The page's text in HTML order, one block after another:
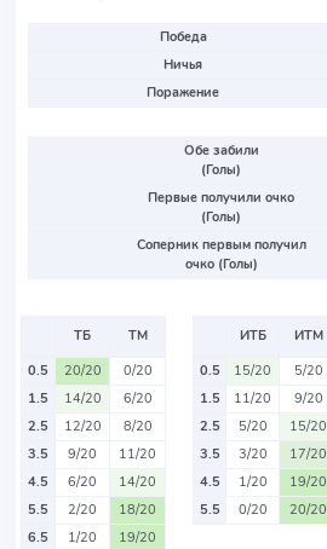
Победа
Ничья
Поражение
Обе забили
(Голы)
Первые получили очко
(Голы)
Соперник первым получил
очко (Голы)
ТБ
ТМ
0.5
20/20
0/20
1.5
14/20
6/20
2.5
12/20
8/20
3.5
9/20
11/20
4.5
6/20
14/20
5.5
2/20
18/20
6.5
1/20
19/20
ИТБ
ИТМ
0.5
15/20
5/20
1.5
11/20
9/20
2.5
5/20
15/20
3.5
3/20
17/20
4.5
1/20
19/20
5.5
0/20 20/20